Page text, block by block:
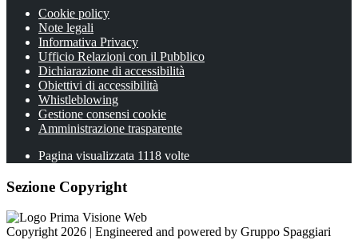
Cookie policy
Note legali
Informativa Privacy
Ufficio Relazioni con il Pubblico
Dichiarazione di accessibilità
Obiettivi di accessibilità
Whistleblowing
Gestione consensi cookie
Amministrazione trasparente
Pagina visualizzata 1118 volte
Sezione Copyright
Copyright 2026 | Engineered and powered by Gruppo Spaggiari